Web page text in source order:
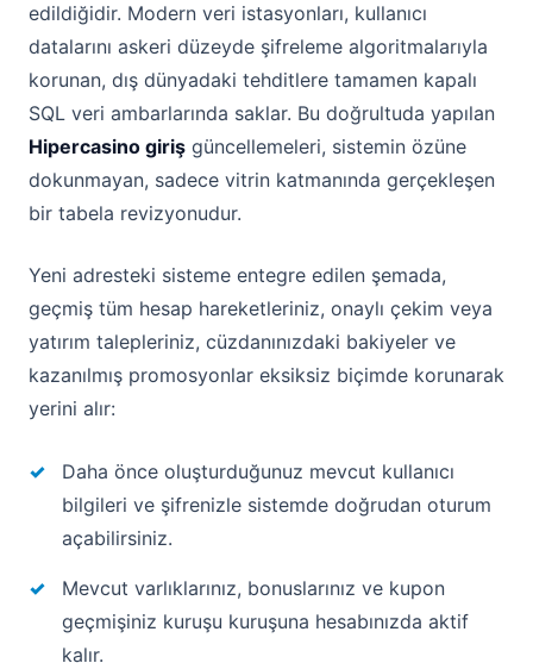
edildiğidir. Modern veri istasyonları, kullanıcı
datalarını askeri düzeyde şifreleme algoritmalarıyla
korunan, dış dünyadaki tehditlere tamamen kapalı
SQL veri ambarlarında saklar. Bu doğrultuda yapılan
Hipercasino giriş güncellemeleri, sistemin özüne
dokunmayan, sadece vitrin katmanında gerçekleşen
bir tabela revizyonudur.
Yeni adresteki sisteme entegre edilen şemada,
geçmiş tüm hesap hareketleriniz, onaylı çekim veya
yatırım talepleriniz, cüzdanınızdaki bakiyeler ve
kazanılmış promosyonlar eksiksiz biçimde korunarak
yerini alır:
Daha önce oluşturduğunuz mevcut kullanıcı
bilgileri ve şifrenizle sistemde doğrudan oturum
açabilirsiniz.
Mevcut varlıklarınız, bonuslarınız ve kupon
geçmişiniz kuruşu kuruşuna hesabınızda aktif
kalır.